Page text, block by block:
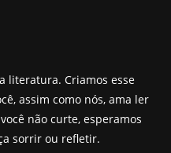
literatura. Criamos esse
assim como nós, ama ler
não curte, esperamos
sorrir ou refletir.